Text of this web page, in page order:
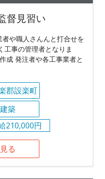
督見習い
や職人さんんと打合せを
工事の管理者となりま
成 発注者や各工事業者と
郡設楽町
築
210,000円
る